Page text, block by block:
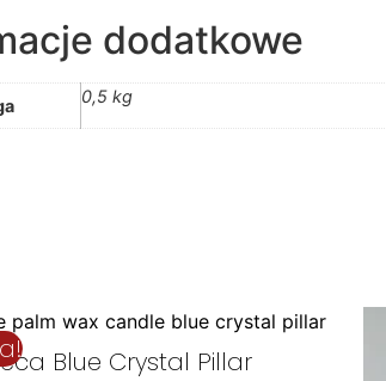
dodatkowe
0,5 kg
Blue Crystal Pillar